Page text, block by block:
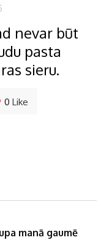
nevar būt
pasta
sieru.
0 Like
manā gaumē